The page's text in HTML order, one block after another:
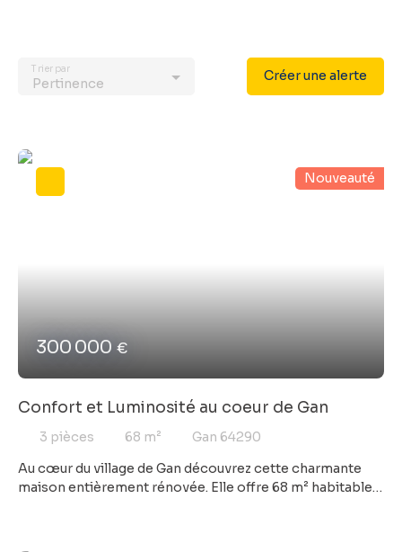
Pertinence
Trier par Créer une alerte
300 000 €
Nouveauté
Confort et Luminosité au coeur de Gan
3 pièces 68 m²
Gan 64290
Au cœur du village de Gan découvrez cette charmante
maison entièrement rénovée. Elle offre 68 m² habitables